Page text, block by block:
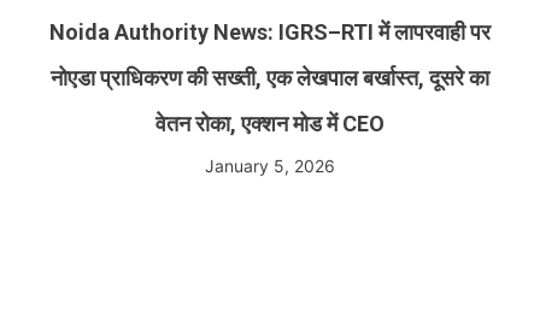
Noida Authority News: IGRS–RTI में लापरवाही पर
नोएडा प्राधिकरण की सख्ती, एक लेखपाल बर्खास्त, दूसरे का
वेतन रोका, एक्शन मोड में CEO
January 5, 2026